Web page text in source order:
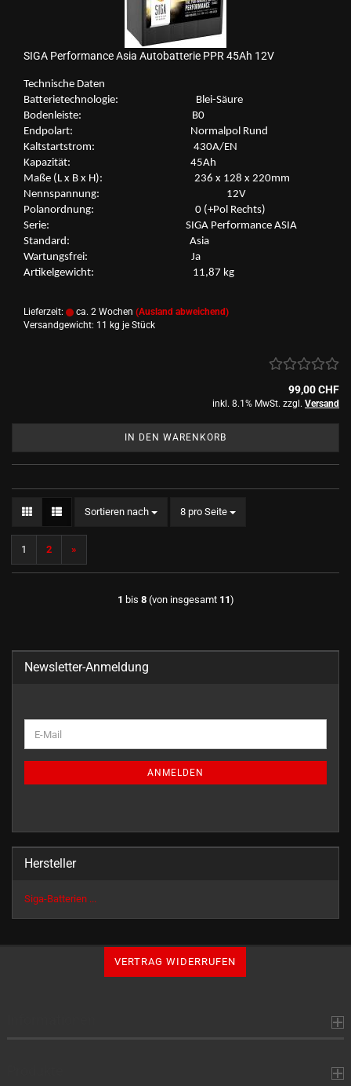
SIGA Per­for­mance Asia Au­to­bat­te­rie PPR 45Ah 12V
Tech­ni­sche Daten
Bat­te­rie­tech­no­lo­gie: Blei-​Säure
Bo­den­leis­te: B0
End­po­lart: Nor­mal­pol Rund
Kalt­start­strom: 430A/EN
Ka­pa­zi­tät: 45Ah
Maße (L x B x H): 236 x 128 x 220mm
Nenn­span­nung: 12V
Po­l­an­ord­nung: 0 (+Pol Rechts)
Serie: SIGA Per­for­mance ASIA
Stan­dard: Asia
War­tungs­frei: Ja
Ar­ti­kel­ge­wicht: 11,87 kg
Lieferzeit: ca. 2 Wochen (Ausland abweichend)
Versandgewicht: 11 kg je Stück
99,00 CHF
inkl. 8.1% MwSt. zzgl. Versand
IN DEN WARENKORB
Sortieren nach
Sortieren nach 8 pro Seite
pro Seite
1 2 »
1 bis 8(von insgesamt 11)
Newsletter-Anmeldung
ZUR
E-
Mail
ANMELDEN
Hersteller
Siga-Batterien ...
VERTRAG WIDERRUFEN